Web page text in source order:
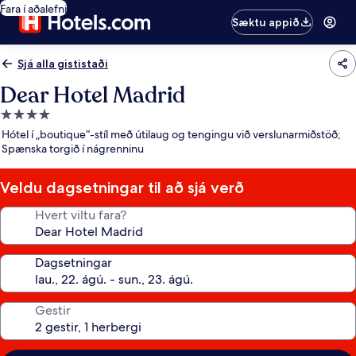
Fara í aðalefni
Sæktu appið
Sjá alla gististaði
Dear Hotel Madrid
4.0
stjörnu
gististaður
Hótel í „boutique“-stíl með útilaug og tengingu við verslunarmiðstöð;
Spænska torgið í nágrenninu
Veldu dagsetningar til að sjá verð
Hvert viltu fara?
Dagsetningar
Gestir